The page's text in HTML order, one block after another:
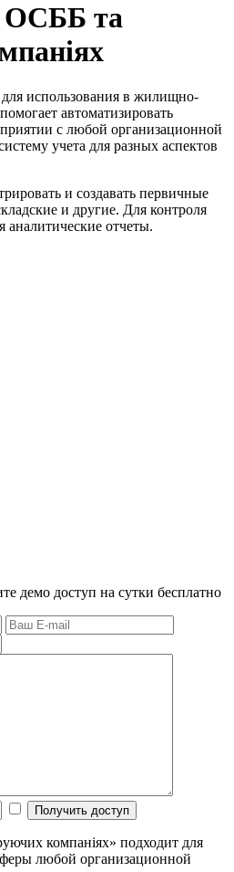
ОСББ та
использования в жилищно-
автоматизировать
с любой организационной
учета для разных аспектов
и создавать первичные
и другие. Для контроля
аналитические отчеты.
демо доступ на сутки бесплатно
компаніях» подходит для
любой организационной